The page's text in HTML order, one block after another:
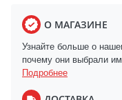
О МАГАЗИНЕ
Узнайте больше о
почему они выбрали
Подробнее